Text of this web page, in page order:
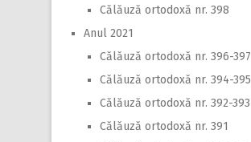
Călăuză ortodoxă nr. 398
Anul 2021
Călăuză ortodoxă nr. 396-397
Călăuză ortodoxă nr. 394-395
Călăuză ortodoxă nr. 392-393
Călăuză ortodoxă nr. 391